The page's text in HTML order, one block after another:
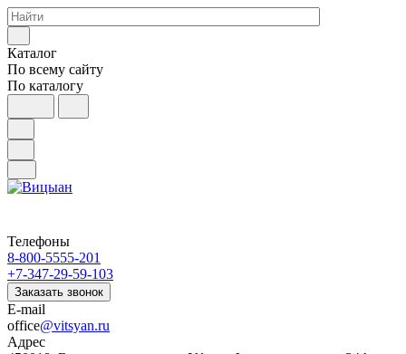
Каталог
По всему сайту
По каталогу
Телефоны
8-800-5555-201
+7-347-29-59-103
Заказать звонок
E-mail
office@vitsyan.ru
Адрес